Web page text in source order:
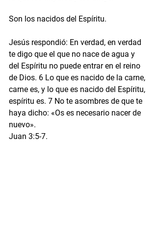
Son los nacidos del Espíritu.
Jesús respondió: En verdad, en verdad
te digo que el que no nace de agua y
del Espíritu no puede entrar en el reino
de Dios. 6 Lo que es nacido de la carne,
carne es, y lo que es nacido del Espíritu,
espíritu es. 7 No te asombres de que te
haya dicho: «Os es necesario nacer de
nuevo».
Juan 3:5-7.